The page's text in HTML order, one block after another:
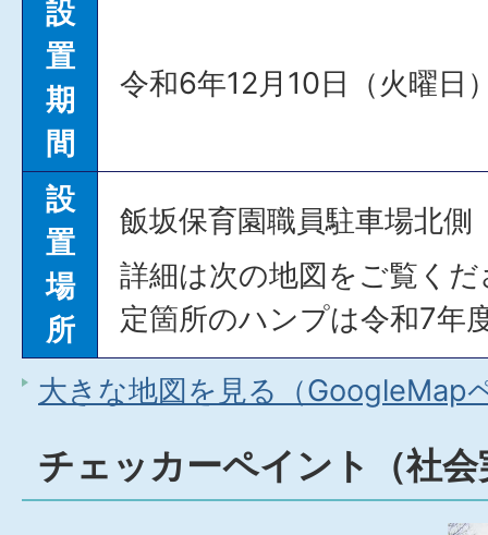
設
置
期
間
令和6年12月10日（火曜日
設
置
場
所
飯坂保育園職員駐車場北側
詳細は次の地図をご覧く
定箇所のハンプは令和7年
大きな地図を見る（GoogleMap
チェッカーペイント（社会